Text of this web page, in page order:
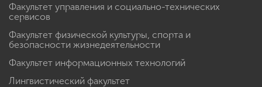
Факультет управления и социально-технических
сервисов
Факультет физической культуры, спорта и
безопасности жизнедеятельности
Факультет информационных технологий
Лингвистический факультет